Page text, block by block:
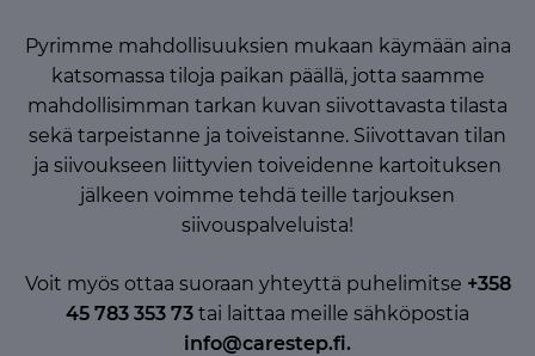
Pyrimme mahdollisuuksien mukaan käymään aina
katsomassa tiloja paikan päällä, jotta saamme
mahdollisimman tarkan kuvan siivottavasta tilasta
sekä tarpeistanne ja toiveistanne. Siivottavan tilan
ja siivoukseen liittyvien toiveidenne kartoituksen
jälkeen voimme tehdä teille tarjouksen
siivouspalveluista!
Voit myös ottaa suoraan yhteyttä puhelimitse +358
45 783 353 73 tai laittaa meille sähköpostia
info@carestep.fi.